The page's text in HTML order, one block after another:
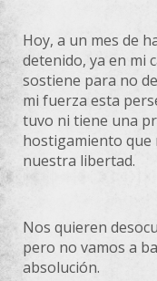
Hoy, a un mes de
detenido, ya en mi
sostiene para no
mi fuerza esta
tuvo ni tiene una
hostigamiento que
nuestra libertad.
Nos quieren
pero no vamos a
absolución.